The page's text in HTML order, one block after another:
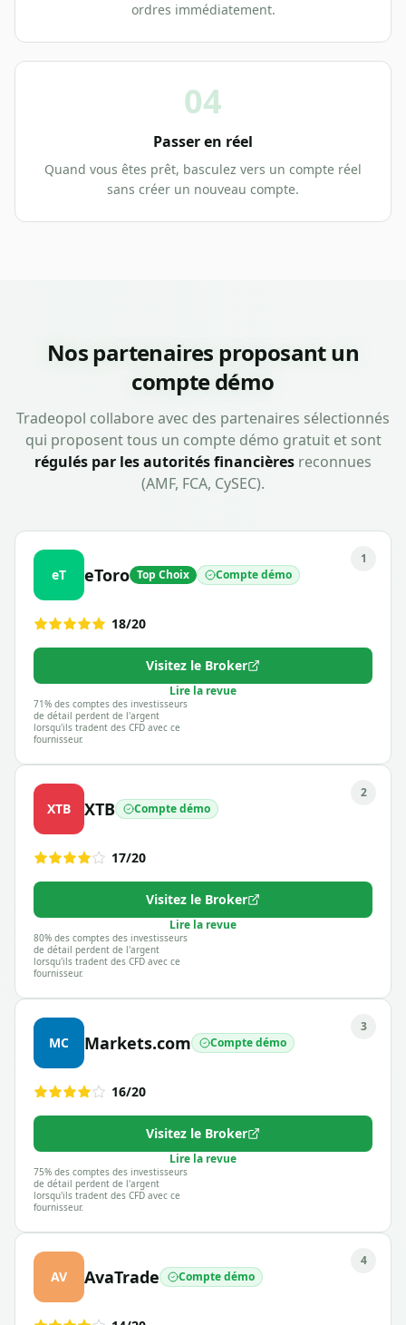
ordres immédiatement.
04
Passer en réel
Quand vous êtes prêt, basculez vers un compte réel
sans créer un nouveau compte.
Nos partenaires proposant un
compte démo
Tradeopol collabore avec des partenaires sélectionnés
qui proposent tous un compte démo gratuit et sont
régulés par les autorités financières reconnues
(AMF, FCA, CySEC).
1
eT eToro Top Choix Compte démo
18/20
Visitez le Broker
Lire la revue
71% des comptes des investisseurs
de détail perdent de l'argent
lorsqu'ils tradent des CFD avec ce
fournisseur.
2
XTB XTB Compte démo
17/20
Visitez le Broker
Lire la revue
80% des comptes des investisseurs
de détail perdent de l'argent
lorsqu'ils tradent des CFD avec ce
fournisseur.
3
MC Markets.com Compte démo
16/20
Visitez le Broker
Lire la revue
75% des comptes des investisseurs
de détail perdent de l'argent
lorsqu'ils tradent des CFD avec ce
fournisseur.
4
AV AvaTrade Compte démo